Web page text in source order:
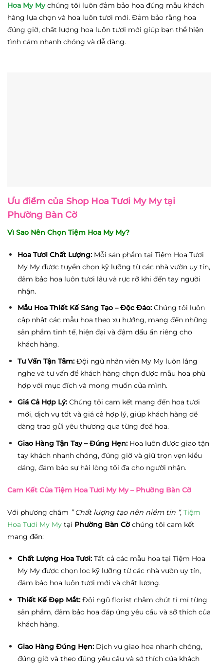
Hoa My Mychúng tôi luôn đảm bảo hoa đúng mẫu khách
hàng lựa chọn và hoa luôn tươi mới. Đảm bảo rằng hoa
đúng giờ, chất lượng hoa luôn tươi mới giúp bạn thể hiện
tình cảm nhanh chóng và dễ dàng.
Ưu điểm của Shop Hoa Tươi My Mytại
Phường Bàn Cờ
Vì Sao Nên Chọn Tiệm Hoa My My?
Hoa Tươi Chất Lượng: Mỗi sản phẩm tại Tiệm Hoa Tươi
My My được tuyển chọn kỹ lưỡng từ các nhà vườn uy tín,
đảm bảo hoa luôn tươi lâu và rực rỡ khi đến tay người
nhận.
Mẫu Hoa Thiết Kế Sáng Tạo – Độc Đáo: Chúng tôi luôn
cập nhật các mẫu hoa theo xu hướng, mang đến những
sản phẩm tinh tế, hiện đại và đậm dấu ấn riêng cho
khách hàng.
Tư Vấn Tận Tâm: Đội ngũ nhân viên My My luôn lắng
nghe và tư vấn để khách hàng chọn được mẫu hoa phù
hợp với mục đích và mong muốn của mình.
Giá Cả Hợp Lý: Chúng tôi cam kết mang đến hoa tươi
mới, dịch vụ tốt và giá cả hợp lý, giúp khách hàng dễ
dàng trao gửi yêu thương qua từng đoá hoa.
Giao Hàng Tận Tay – Đúng Hẹn: Hoa luôn được giao tận
tay khách nhanh chóng, đúng giờ và giữ trọn vẹn kiểu
dáng, đảm bảo sự hài lòng tối đa cho người nhận.
Cam Kết Của Tiệm Hoa Tươi My My – Phường Bàn Cờ
Với phương châm ” Chất lượng tạo nên niềm tin “, Tiệm
Hoa Tươi My My tại Phường Bàn Cờ chúng tôi cam kết
mang đến:
Chất Lượng Hoa Tươi:Tất cả các mẫu hoa tại Tiệm Hoa
My My được chọn lọc kỹ lưỡng từ các nhà vườn uy tín,
đảm bảo hoa luôn tươi mới và chất lượng.
Thiết Kế Đẹp Mắt:Đội ngũ florist chăm chút tỉ mỉ từng
sản phẩm, đảm bảo hoa đáp ứng yêu cầu và sở thích của
khách hàng.
Giao Hàng Đúng Hẹn:Dịch vụ giao hoa nhanh chóng,
đúng giờ và theo đúng yêu cầu và sở thích của khách